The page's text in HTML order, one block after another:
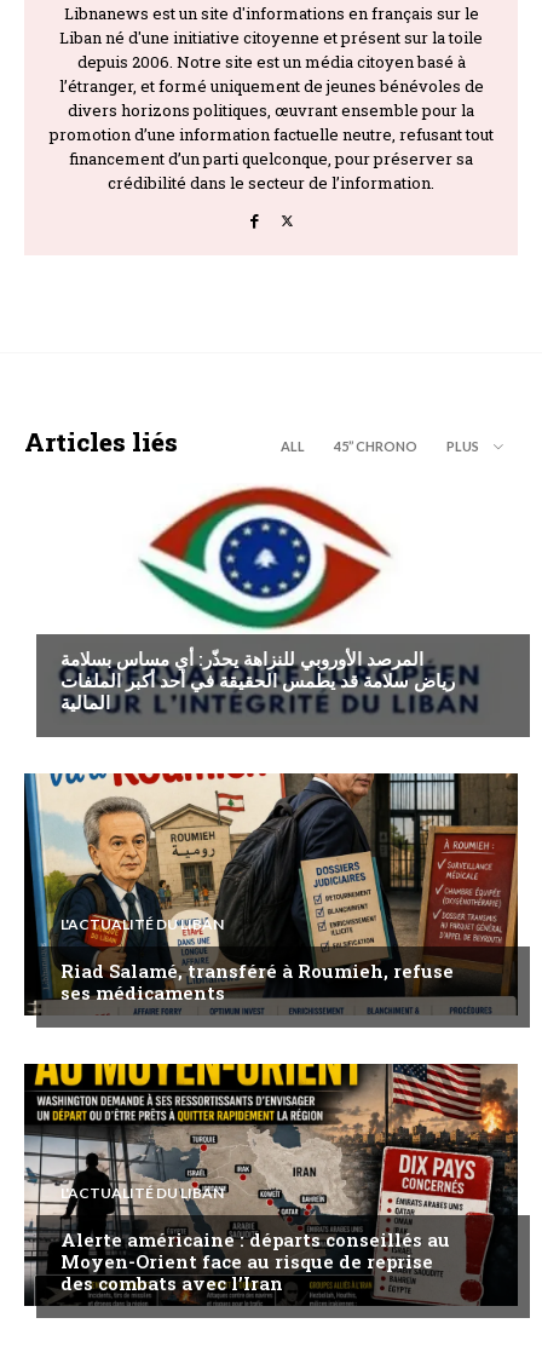
Libnanews est un site d'informations en français sur le
Liban né d'une initiative citoyenne et présent sur la toile
depuis 2006. Notre site est un média citoyen basé à
l’étranger, et formé uniquement de jeunes bénévoles de
divers horizons politiques, œuvrant ensemble pour la
promotion d’une information factuelle neutre, refusant tout
financement d’un parti quelconque, pour préserver sa
crédibilité dans le secteur de l’information.
Articles liés ALL 45’’ CHRONO PLUS
المرصد الأوروبي للنزاهة يحذّر: أي مساس بسلامة
رياض سلامة قد يطمس الحقيقة في أحد أكبر الملفات
المالية
L'ACTUALITÉ DU LIBAN
Riad Salamé, transféré à Roumieh, refuse
ses médicaments
L'ACTUALITÉ DU LIBAN
Alerte américaine : départs conseillés au
Moyen-Orient face au risque de reprise
des combats avec l’Iran